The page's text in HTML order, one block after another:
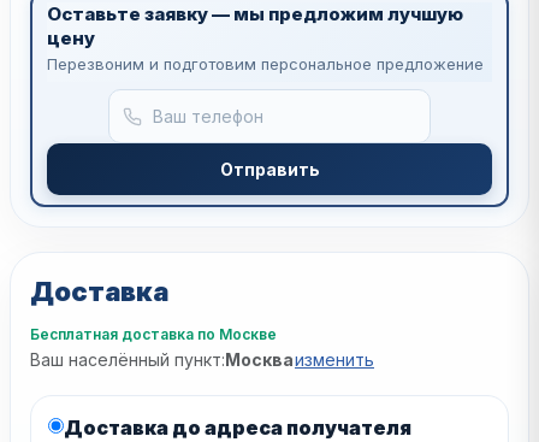
Оставьте заявку — мы предложим лучшую
цену
Перезвоним и подготовим персональное предложение
Отправить
Доставка
Бесплатная доставка по Москве
Ваш населённый пункт:Москваизменить
Доставка до адреса получателя